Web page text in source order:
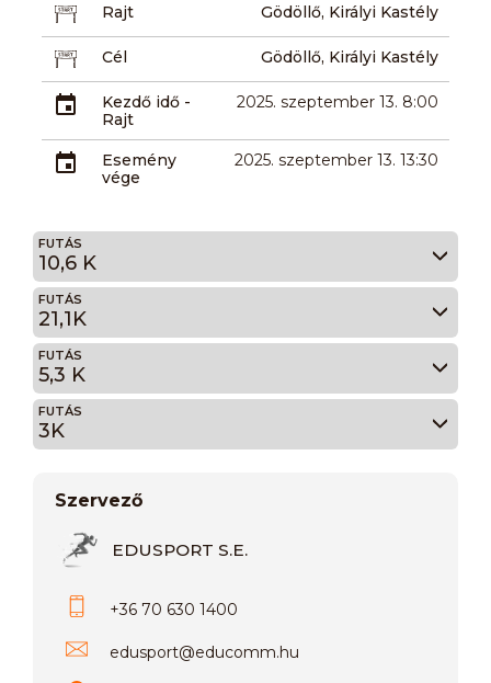
Rajt Gödöllő, Királyi Kastély
Cél Gödöllő, Királyi Kastély
Kezdő idő -
Rajt
2025. szeptember 13. 8:00
Esemény
vége
2025. szeptember 13. 13:30
FUTÁS
10,6 K
FUTÁS
21,1K
FUTÁS
5,3 K
FUTÁS
3K
Szervező
EDUSPORT S.E.
+36 70 630 1400
edusport@educomm.hu